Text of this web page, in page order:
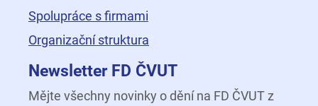
Spolupráce s firmami
Organizační struktura
Newsletter FD ČVUT
Mějte všechny novinky o dění na FD ČVUT z